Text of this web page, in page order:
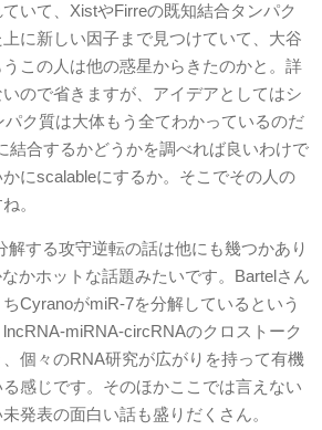
いて、XistやFirreの既知結合タンパク
に新しい因子まで見つけていて、大谷
この人は他の惑星からきたのかと。詳
ので省きますが、アイデアとしてはシ
ク質は大体もう全てわかっているのだ
結合するかどうかを調べれば良いわけで
にscalableにするか。そこでその人の
。
解する攻守逆転の話は他にも幾つかあり
かホットな話題みたいです。Bartelさん
CyranoがmiR-7を分解しているという
miRNA-circRNAのクロストーク
個々のRNA研究が広がりを持って有機
感じです。そのほかここでは言えない
発表の面白い話も盛りだくさん。